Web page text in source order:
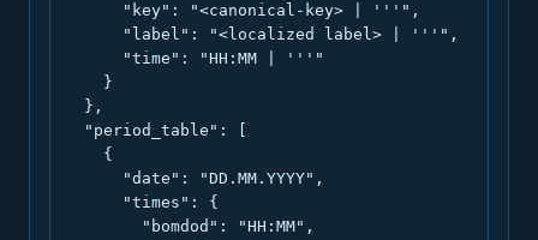
      "key": "<canonical-key> | '''",
      "label": "<localized label> | '''",
      "time": "HH:MM | '''"
    }
  },
  "period_table": [
    {
      "date": "DD.MM.YYYY",
      "times": {
        "bomdod": "HH:MM",